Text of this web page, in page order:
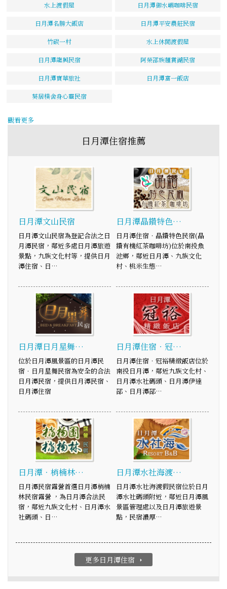
水上渡假屋 日月潭御水嶼咖啡民宿
日月潭名勝大飯店 日月潭平安農莊民宿
竹碳一村 水上休閒渡假屋
日月潭龍興民宿 阿榮邵族麵賞湖民宿
日月潭寶華旅社 日月潭富一飯店
葵居樸舍身心靈民宿
觀看更多
日月潭住宿推薦
日月潭文山民宿
日月潭文山民宿為登記合法之日
月潭民宿，鄰近多處日月潭旅遊
景點，九族文化村等，提供日月
潭住宿、日…
日月潭晶鑽特色…
日月潭住宿‧晶鑽特色民宿(晶
鑽有機紅茶咖啡坊)位於南投魚
池鄉，鄰近日月潭、九族文化
村、桃米生態…
日月潭日月星舞…
位於日月潭風景區的日月潭民
宿．日月星舞民宿為安全的合法
日月潭民宿，提供日月潭民宿、
日月潭住宿
日月潭住宿‧冠…
日月潭住宿‧冠裕精緻飯店位於
南投日月潭，鄰近九族文化村、
日月潭水社碼頭、日月潭伊達
邵、日月潭邵…
日月潭．梢楠林…
日月潭民宿露營首選日月潭梢楠
林民宿露營 ，為日月潭合法民
宿，鄰近九族文化村、日月潭水
社碼頭、日…
日月潭水社海渡…
日月潭水社海渡假民宿位於日月
潭水社碼頭附近，鄰近日月潭風
景區管理處以及日月潭旅遊景
點，民宿濃厚…
更多日月潭住宿 arrow_right